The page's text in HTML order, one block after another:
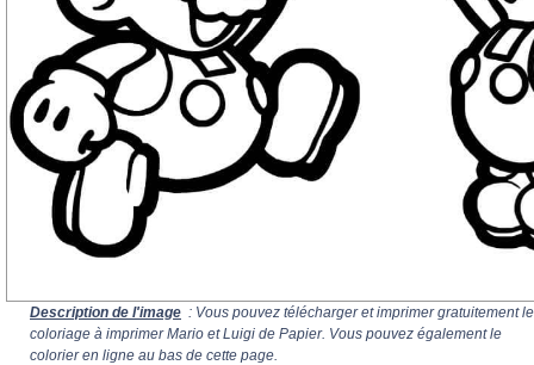
Description de l'image : Vous pouvez télécharger et imprimer gratuitement le
coloriage à imprimer Mario et Luigi de Papier. Vous pouvez également le
colorier en ligne au bas de cette page.